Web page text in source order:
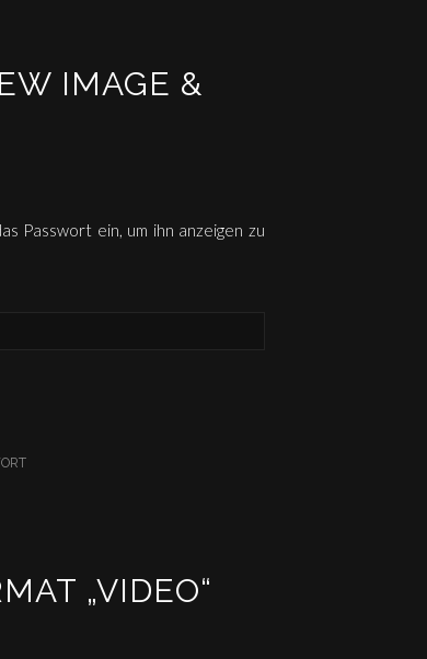
IMAGE &
Passwort ein, um ihn anzeigen zu
„VIDEO“